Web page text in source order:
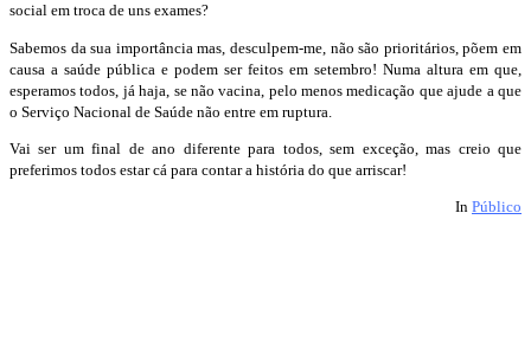
social em troca de uns exames?
Sabemos da sua importância mas, desculpem-me, não são prioritários, põem em
causa a saúde pública e podem ser feitos em setembro! Numa altura em que,
esperamos todos, já haja, se não vacina, pelo menos medicação que ajude a que
o Serviço Nacional de Saúde não entre em ruptura.
Vai ser um final de ano diferente para todos, sem exceção, mas creio que
preferimos todos estar cá para contar a história do que arriscar!
In Público